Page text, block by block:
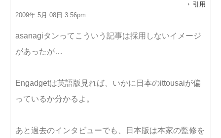
2009年 5月 08日 3:56pm
引用
asanagiタンってこういう記事は採用しないイメージ
があったが…
Engadgetは英語版見れば、いかに日本のittousaiが偏
っているか分かるよ。
あと過去のインタビューでも、日本版は本家の監修を